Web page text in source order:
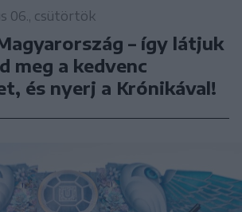
06., csütörtök
– így látjuk
meg a kedvenc
és nyerj a Krónikával!